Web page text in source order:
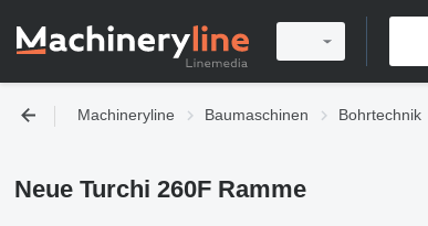
Machineryline Baumaschinen Bohrtechnik
Neue Turchi 260F Ramme